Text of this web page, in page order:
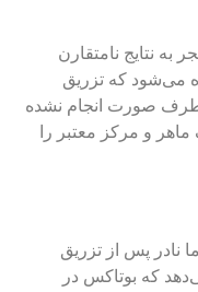
نتایج نامتقارن
می‌شود که تزریق
طرف صورت انجام نشده
و مرکز معتبر را
نادر پس از تزریق
که بوتاکس در